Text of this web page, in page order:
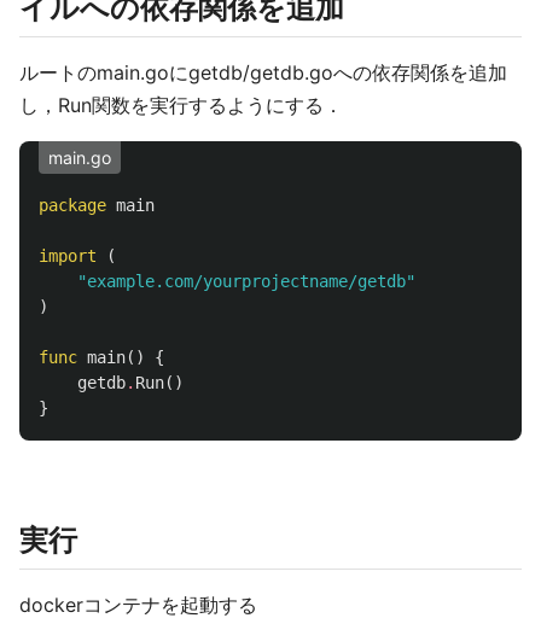
イルへの依存関係を追加
ルートのmain.goにgetdb/getdb.goへの依存関係を追加
し，Run関数を実行するようにする．
main.go
package main
import
(
"example.com/yourprojectname/getdb"
)
func main()
{
getdb. Run()
}
実行
dockerコンテナを起動する